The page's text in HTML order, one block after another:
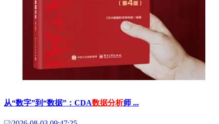
从“数字”到“数据”：CDA数据分析师 ...